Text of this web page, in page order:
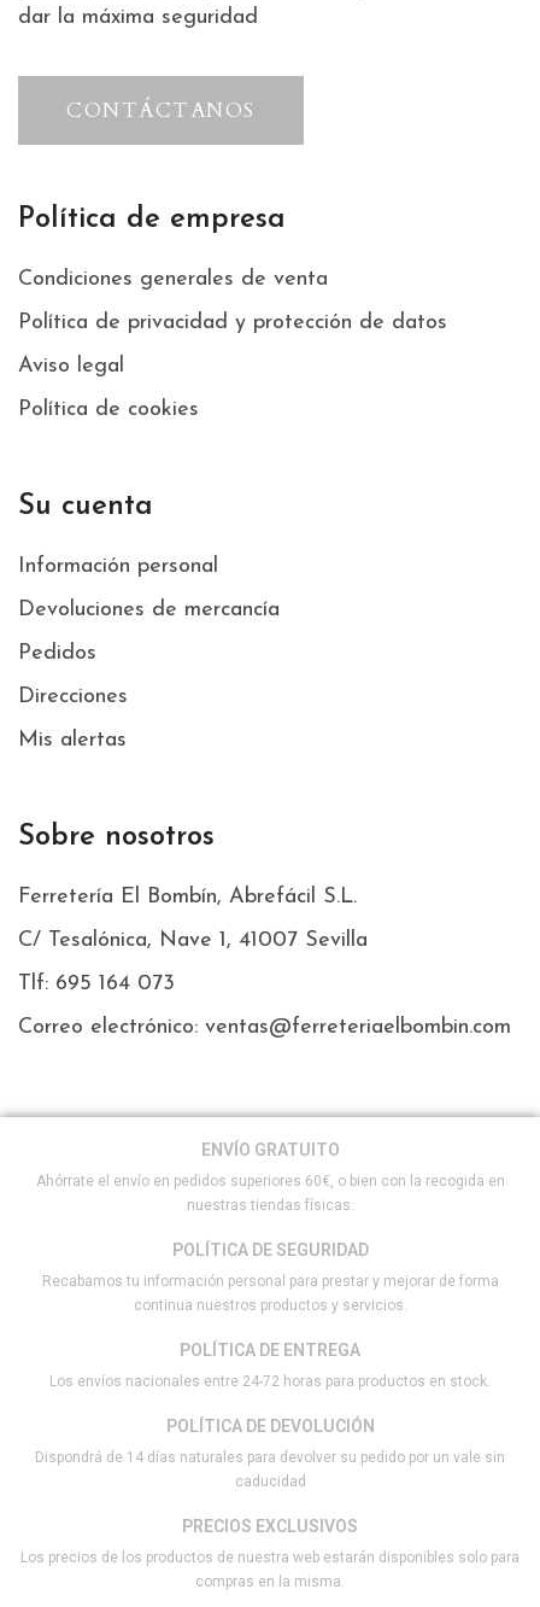
dar la máxima seguridad
CONTÁCTANOS
Política de empresa
Condiciones generales de venta
Política de privacidad y protección de datos
Aviso legal
Política de cookies
Su cuenta
Información personal
Devoluciones de mercancía
Pedidos
Direcciones
Mis alertas
Sobre nosotros
Ferretería El Bombín, Abrefácil S.L.
C/ Tesalónica, Nave 1, 41007 Sevilla
Tlf: 695 164 073
Correo electrónico: ventas@ferreteriaelbombin.com
ENVÍO GRATUITO
Ahórrate el envío en pedidos superiores 60€, o bien con la recogida en
nuestras tiendas físicas.
POLÍTICA DE SEGURIDAD
Recabamos tu información personal para prestar y mejorar de forma
continua nuestros productos y servicios.
POLÍTICA DE ENTREGA
Los envíos nacionales entre 24-72 horas para productos en stock.
POLÍTICA DE DEVOLUCIÓN
Dispondrá de 14 días naturales para devolver su pedido por un vale sin
caducidad
PRECIOS EXCLUSIVOS
Los precios de los productos de nuestra web estarán disponibles solo para
compras en la misma.